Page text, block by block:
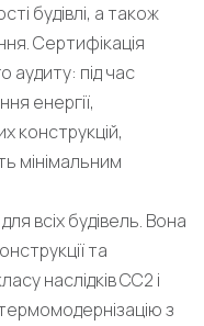
будівлі, а також
Сертифікація
під час
енергії,
конструкцій,
мінімальним
всіх будівель. Вона
та
наслідків СС2 і
з